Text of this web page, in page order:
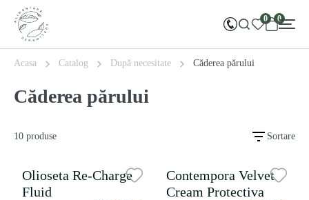
0 0
Acasa Catalog După necesitate Căderea părului
Căderea părului
10 produse Sortare
Olioseta Re-Charge
Fluid
Contempora Velvet
Cream Protectiva